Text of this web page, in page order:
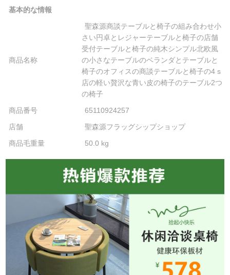
基本的な情報
商品名称
聖森源商談テーブルと椅子の組み合わせ小
さい円卓とレジャーテーブルと椅子の店舗
受付テーブルと椅子の純木シンプル北欧風
の小さなテーブルのベランダとテーブルと
椅子のオフィスの商談テーブルと椅子の4 s
店の軽い贅沢な青い皮の椅子のテーブル2つ
の椅子
商品番号
65110924257
店舗
聖森源フラッグシップショップ
商品毛重量
50.0 kg